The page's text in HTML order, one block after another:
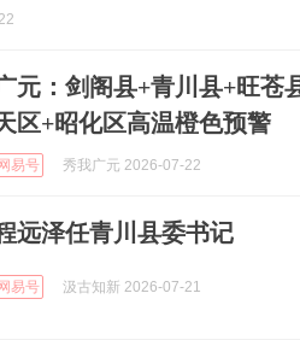
元：剑阁县+青川县+旺苍
区+昭化区高温橙色预警
网易号 秀我广元 2026-07-22
远泽任青川县委书记
网易号 汲古知新 2026-07-21